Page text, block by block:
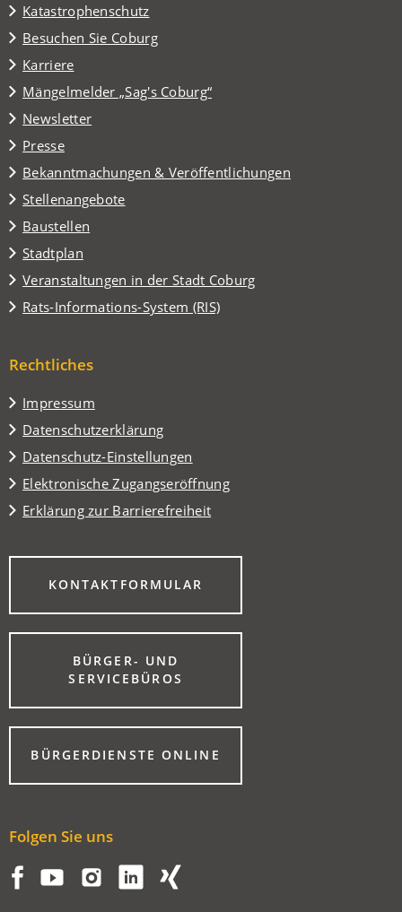
Katastrophenschutz
Besuchen Sie Coburg
(Öffnet
in
einem
neuen
Tab)
Karriere
Mängelmelder „Sag's Coburg“
(Öffnet
in
einem
neuen
Tab)
Newsletter
Presse
Bekanntmachungen & Veröffentlichungen
Stellenangebote
Baustellen
Stadtplan
(Öffnet
in
einem
neuen
Veranstaltungen in der Stadt Coburg
(Öffnet
in
einem
Tab)
Rats-Informations-System (RIS)
(Öffnet
neuen
Rechtliches
Impressum
Datenschutzerklärung
Datenschutz-Einstellungen
Elektronische Zugangseröffnung
Erklärung zur Barrierefreiheit
KONTAKTFORMULAR
(ÖFFNET
EINEM
NEUEN
BÜRGER- UND
SERVICEBÜROS
(ÖFFNET
EINEM
NEUEN
TAB)BÜRGERDIENSTE ONLINE
(ÖFFNET
EINEM
TAB)
Folgen Sie uns